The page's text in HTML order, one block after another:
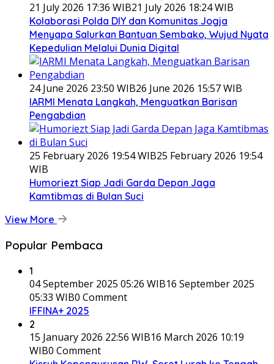
21 July 2026 17:36 WIB21 July 2026 18:24 WIB
Kolaborasi Polda DIY dan Komunitas Jogja
Menyapa Salurkan Bantuan Sembako, Wujud Nyata
Kepedulian Melalui Dunia Digital
24 June 2026 23:50 WIB26 June 2026 15:57 WIB
IARMI Menata Langkah, Menguatkan Barisan
Pengabdian
25 February 2026 19:54 WIB25 February 2026 19:54
WIB
Humoriezt Siap Jadi Garda Depan Jaga
Kamtibmas di Bulan Suci
View More
Popular Pembaca
1
04 September 2025 05:26 WIB16 September 2025
05:33 WIB0 Comment
IFFINA+ 2025
2
15 January 2026 22:56 WIB16 March 2026 10:19
WIB0 Comment